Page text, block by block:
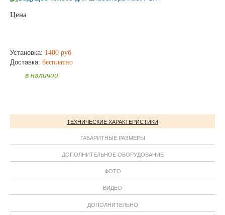
Цена
Установка: 1400 руб.
Доставка: бесплатно
в наличии
ТЕХНИЧЕСКИЕ ХАРАКТЕРИСТИКИ
ГАБАРИТНЫЕ РАЗМЕРЫ
ДОПОЛНИТЕЛЬНОЕ ОБОРУДОВАНИЕ
ФОТО
ВИДЕО
ДОПОЛНИТЕЛЬНО